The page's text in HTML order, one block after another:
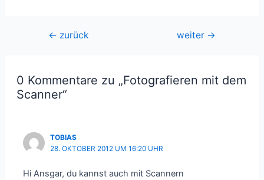
Beitragsnavigation
← zurück weiter →
0 Kommentare zu „Fotografieren mit dem
Scanner“
TOBIAS
28. OKTOBER 2012 UM 16:20 UHR
Hi Ansgar, du kannst auch mit Scannern